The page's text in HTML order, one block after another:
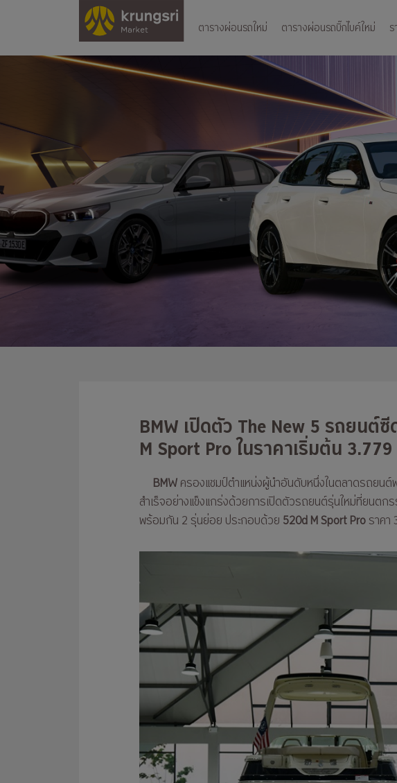
ตารางผ่อนรถใหม่ ตารางผ่อนรถบิ๊กไบค์ใหม่
BMW เปิดตัว The New 5 รถยนต์
M Sport Pro ในราคาเริ่มต้น
BMWครองแชมป์ตำแหน่งผู้นำอันดับหนึ่งในตลาดรถยนต์
สำเร็จอย่างแข็งแกร่งด้วยการเปิดตัวรถยนต์รุ่นใหม่ที่ยนตก
พร้อมกัน 2 รุ่นย่อย ประกอบด้วย 520d M Sport Proราคา